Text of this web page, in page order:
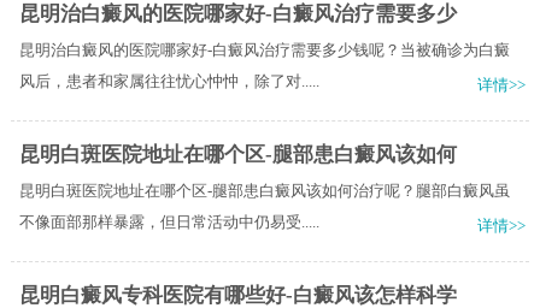
昆明治白癜风的医院哪家好-白癜风治疗需要多少
昆明治白癜风的医院哪家好-白癜风治疗需要多少钱呢？当被确诊为白癜
风后，患者和家属往往忧心忡忡，除了对.....
详情>>
昆明白斑医院地址在哪个区-腿部患白癜风该如何
昆明白斑医院地址在哪个区-腿部患白癜风该如何治疗呢？腿部白癜风虽
不像面部那样暴露，但日常活动中仍易受.....
详情>>
昆明白癜风专科医院有哪些好-白癜风该怎样科学